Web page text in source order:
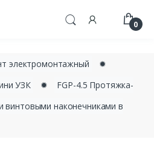
0
электромонтажный
✹
УЗК
✹
FGP-4.5 Протяжка-
винтовыми наконечниками в